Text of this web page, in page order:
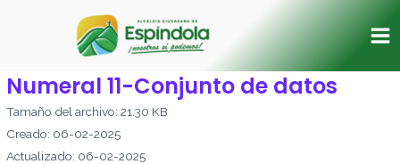
Numeral 11-Conjunto de datos
Tamaño del archivo: 21.30 KB
Creado: 06-02-2025
Actualizado: 06-02-2025